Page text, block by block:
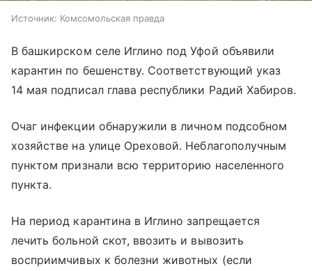
Источник: Комсомольская правда
В башкирском селе Иглино под Уфой объявили
карантин по бешенству. Соответствующий указ
14 мая подписал глава республики Радий Хабиров.
Очаг инфекции обнаружили в личном подсобном
хозяйстве на улице Ореховой. Неблагополучным
пунктом признали всю территорию населенного
пункта.
На период карантина в Иглино запрещается
лечить больной скот, ввозить и вывозить
восприимчивых к болезни животных (если